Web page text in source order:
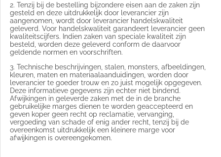
2. Tenzij bij de bestelling bijzondere eisen aan de zaken zijn
gesteld en deze uitdrukkelijk door leverancier zijn
aangenomen, wordt door leverancier handelskwaliteit
geleverd. Voor handelskwaliteit garandeert leverancier geen
kwaliteitscijfers. Indien zaken van speciale kwaliteit zijn
besteld, worden deze geleverd conform de daarvoor
geldende normen en voorschriften.
3. Technische beschrijvingen, stalen, monsters, afbeeldingen,
kleuren, maten en materiaalaanduidingen, worden door
leverancier te goeder trouw en zo juist mogelijk opgegeven.
Deze informatieve gegevens zijn echter niet bindend.
Afwijkingen in geleverde zaken met de in de branche
gebruikelijke marges dienen te worden geaccepteerd en
geven koper geen recht op reclamatie, vervanging,
vergoeding van schade of enig ander recht, tenzij bij de
overeenkomst uitdrukkelijk een kleinere marge voor
afwijkingen is overeengekomen.